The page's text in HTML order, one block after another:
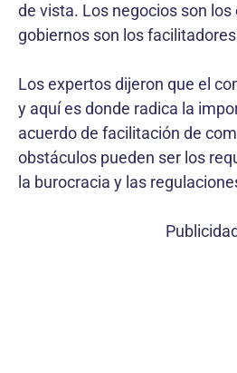
de vista. Los negocios son
gobiernos son los
Los expertos dijeron que el
y aquí es donde radica la
acuerdo de facilitación de
obstáculos pueden ser los
la burocracia y las